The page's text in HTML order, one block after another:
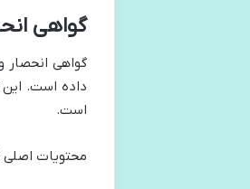
گواهی
گواهی
داده است. این
است.
محتویات اصلی